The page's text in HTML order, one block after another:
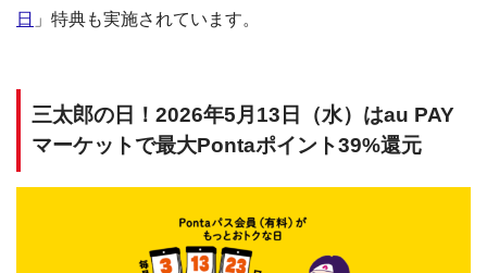
日 」特典も実施されています。
三太郎の日！2026年5月13日（水）はau PAY
マーケットで最大Pontaポイント39%還元